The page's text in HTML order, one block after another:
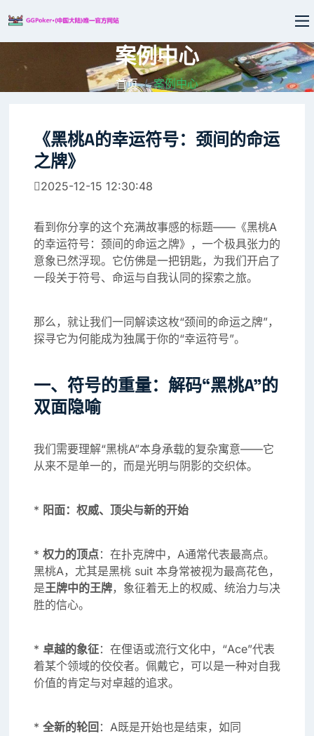
案例中心
首页 案例中心
《黑桃A的幸运符号：颈间的命运
之牌》
2025-12-15 12:30:48
看到你分享的这个充满故事感的标题——《黑桃A
的幸运符号：颈间的命运之牌》，一个极具张力的
意象已然浮现。它仿佛是一把钥匙，为我们开启了
一段关于符号、命运与自我认同的探索之旅。
那么，就让我们一同解读这枚“颈间的命运之牌”，
探寻它为何能成为独属于你的“幸运符号”。
一、符号的重量：解码“黑桃A”的
双面隐喻
我们需要理解“黑桃A”本身承载的复杂寓意——它
从来不是单一的，而是光明与阴影的交织体。
* 阳面：权威、顶尖与新的开始
* 权力的顶点：在扑克牌中，A通常代表最高点。
黑桃A，尤其是黑桃 suit 本身常被视为最高花色，
是王牌中的王牌，象征着无上的权威、统治力与决
胜的信心。
* 卓越的象征：在俚语或流行文化中，“Ace”代表
着某个领域的佼佼者。佩戴它，可以是一种对自我
价值的肯定与对卓越的追求。
* 全新的轮回 ：A既是开始也是结束，如同